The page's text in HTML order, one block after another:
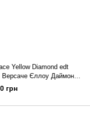
Yellow Diamond edt
Версаче Єллоу Даймонд /
Жовтий Діамант
грн